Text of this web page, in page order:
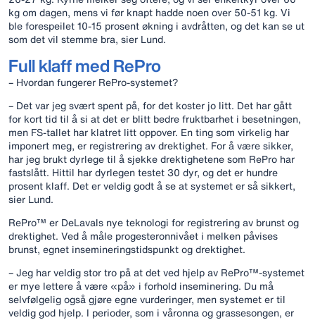
kg om dagen, mens vi før knapt hadde noen over 50-51 kg. Vi
ble forespeilet 10-15 prosent økning i avdråtten, og det kan se ut
som det vil stemme bra, sier Lund.
Full klaff med RePro
– Hvordan fungerer RePro-systemet?
– Det var jeg svært spent på, for det koster jo litt. Det har gått
for kort tid til å si at det er blitt bedre fruktbarhet i besetningen,
men FS-tallet har klatret litt oppover. En ting som virkelig har
imponert meg, er registrering av drektighet. For å være sikker,
har jeg brukt dyrlege til å sjekke drektighetene som RePro har
fastslått. Hittil har dyrlegen testet 30 dyr, og det er hundre
prosent klaff. Det er veldig godt å se at systemet er så sikkert,
sier Lund.
RePro™ er DeLavals nye teknologi for registrering av brunst og
drektighet. Ved å måle progesteronnivået i melken påvises
brunst, egnet insemineringstidspunkt og drektighet.
– Jeg har veldig stor tro på at det ved hjelp av RePro™-systemet
er mye lettere å være «på» i forhold inseminering. Du må
selvfølgelig også gjøre egne vurderinger, men systemet er til
veldig god hjelp. I perioder, som i våronna og grassesongen, er